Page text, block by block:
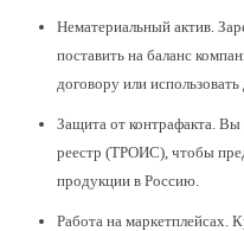
Нематериальный актив.
поставить на баланс
договору или
Защита от контрафакта.
реестр (ТРОИС), чтобы
продукции в Россию.
Работа на маркетплейсах.